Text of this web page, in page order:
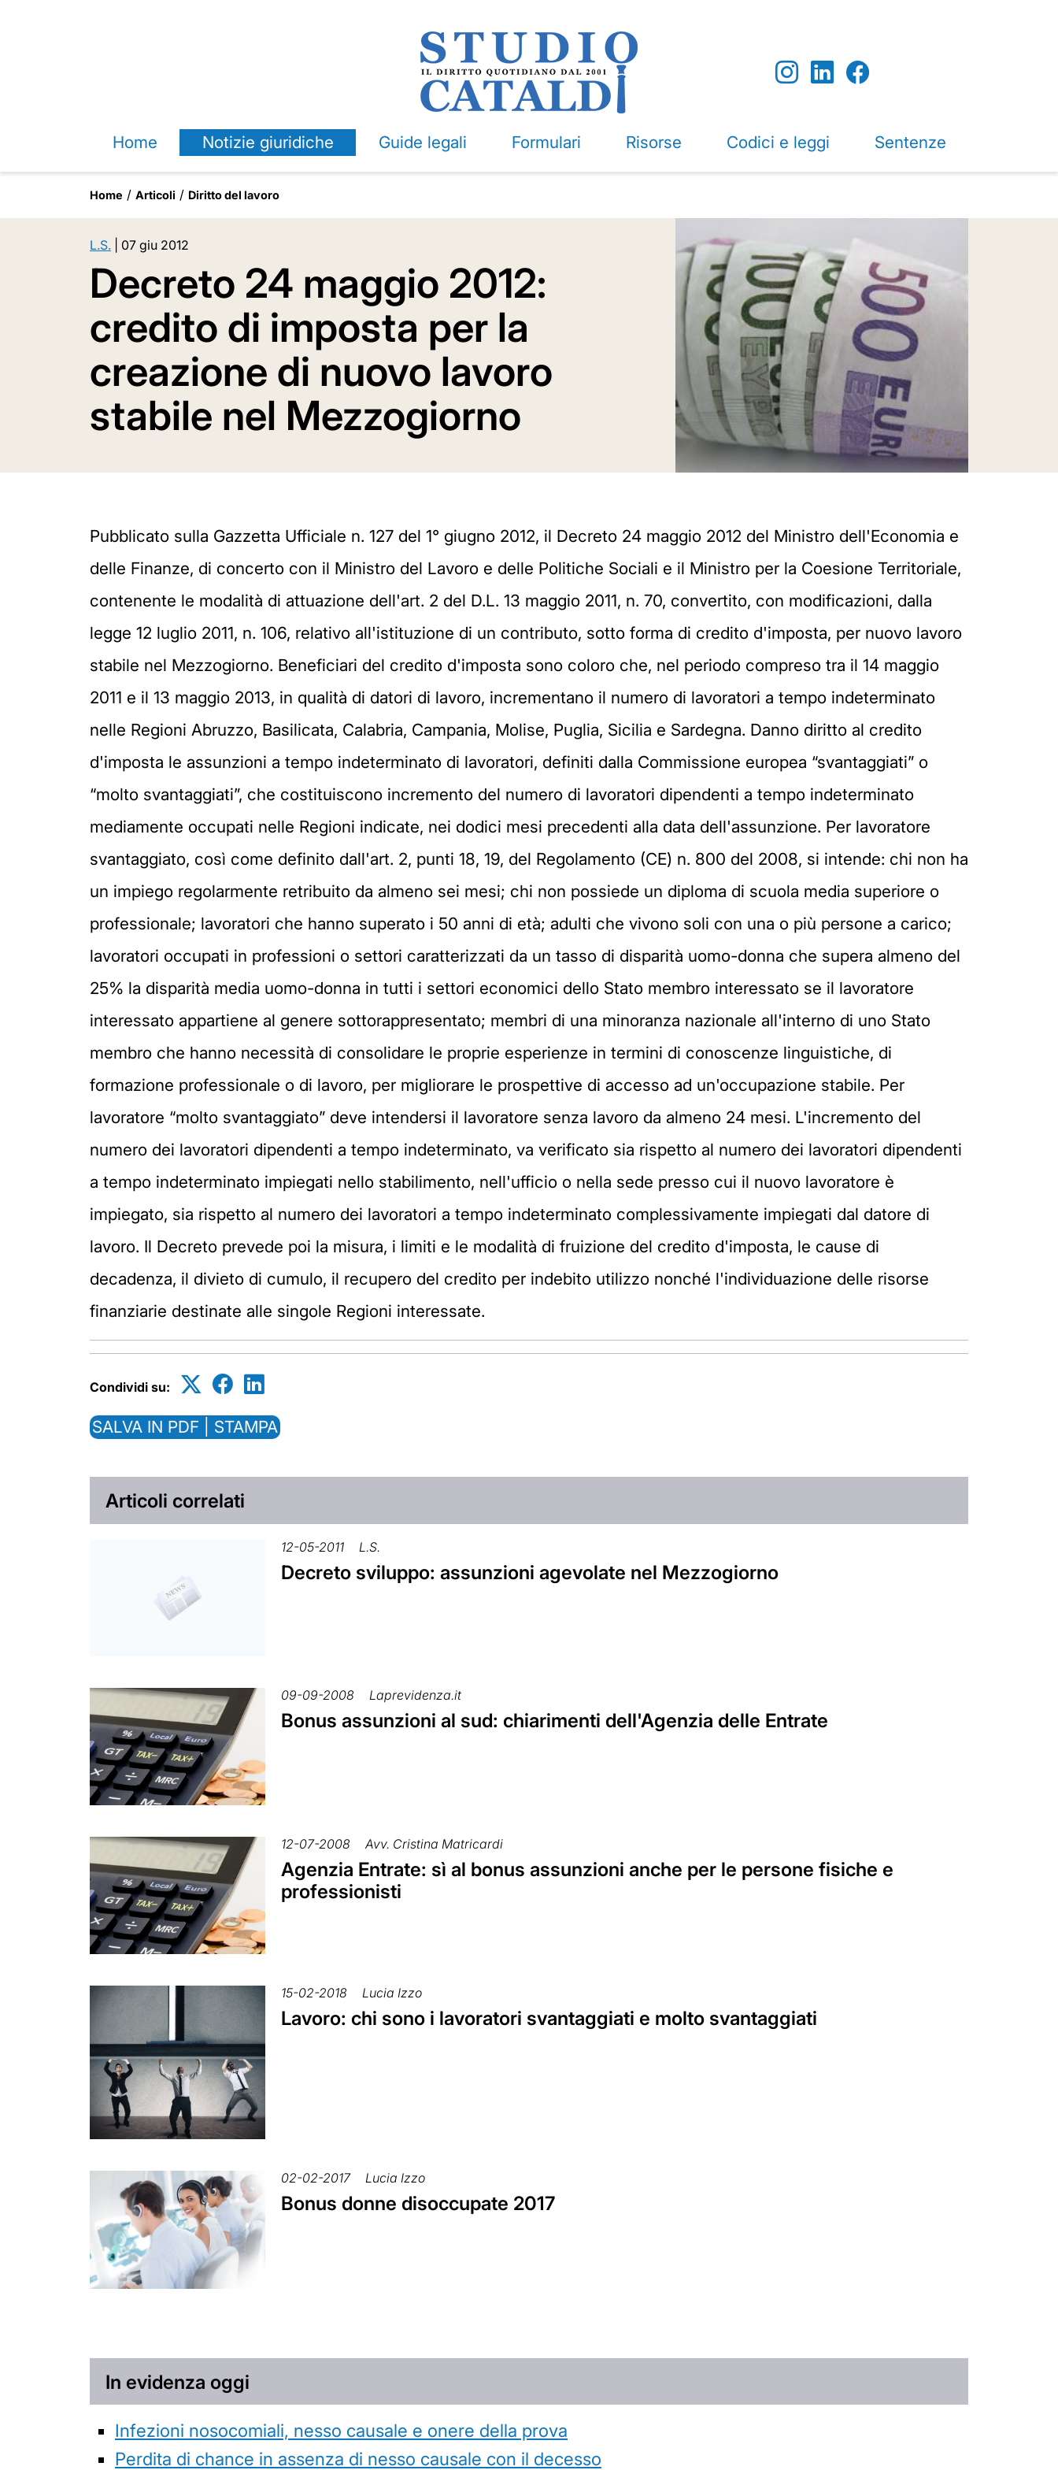
Home Notizie giuridiche Guide legali Formulari Risorse Codici e leggi Sentenze
Home Articoli Diritto del lavoro
L.S. 07 giu 2012
Decreto 24 maggio 2012:
credito di imposta per la
creazione di nuovo lavoro
stabile nel Mezzogiorno
Pubblicato sulla Gazzetta Ufficiale n. 127 del 1° giugno 2012, il Decreto 24 maggio 2012 del Ministro dell'Economia e
delle Finanze, di concerto con il Ministro del Lavoro e delle Politiche Sociali e il Ministro per la Coesione Territoriale,
contenente le modalità di attuazione dell'art. 2 del D.L. 13 maggio 2011, n. 70, convertito, con modificazioni, dalla
legge 12 luglio 2011, n. 106, relativo all'istituzione di un contributo, sotto forma di credito d'imposta, per nuovo lavoro
stabile nel Mezzogiorno. Beneficiari del credito d'imposta sono coloro che, nel periodo compreso tra il 14 maggio
2011 e il 13 maggio 2013, in qualità di datori di lavoro, incrementano il numero di lavoratori a tempo indeterminato
nelle Regioni Abruzzo, Basilicata, Calabria, Campania, Molise, Puglia, Sicilia e Sardegna. Danno diritto al credito
d'imposta le assunzioni a tempo indeterminato di lavoratori, definiti dalla Commissione europea “svantaggiati” o
“molto svantaggiati”, che costituiscono incremento del numero di lavoratori dipendenti a tempo indeterminato
mediamente occupati nelle Regioni indicate, nei dodici mesi precedenti alla data dell'assunzione. Per lavoratore
svantaggiato, così come definito dall'art. 2, punti 18, 19, del Regolamento (CE) n. 800 del 2008, si intende: chi non ha
un impiego regolarmente retribuito da almeno sei mesi; chi non possiede un diploma di scuola media superiore o
professionale; lavoratori che hanno superato i 50 anni di età; adulti che vivono soli con una o più persone a carico;
lavoratori occupati in professioni o settori caratterizzati da un tasso di disparità uomo-donna che supera almeno del
25% la disparità media uomo-donna in tutti i settori economici dello Stato membro interessato se il lavoratore
interessato appartiene al genere sottorappresentato; membri di una minoranza nazionale all'interno di uno Stato
membro che hanno necessità di consolidare le proprie esperienze in termini di conoscenze linguistiche, di
formazione professionale o di lavoro, per migliorare le prospettive di accesso ad un'occupazione stabile. Per
lavoratore “molto svantaggiato” deve intendersi il lavoratore senza lavoro da almeno 24 mesi. L'incremento del
numero dei lavoratori dipendenti a tempo indeterminato, va verificato sia rispetto al numero dei lavoratori dipendenti
a tempo indeterminato impiegati nello stabilimento, nell'ufficio o nella sede presso cui il nuovo lavoratore è
impiegato, sia rispetto al numero dei lavoratori a tempo indeterminato complessivamente impiegati dal datore di
lavoro. Il Decreto prevede poi la misura, i limiti e le modalità di fruizione del credito d'imposta, le cause di
decadenza, il divieto di cumulo, il recupero del credito per indebito utilizzo nonché l'individuazione delle risorse
finanziarie destinate alle singole Regioni interessate.
Condividi su:
SALVA IN PDF | STAMPA
Articoli correlati
12-05-2011 L.S.
Decreto sviluppo: assunzioni agevolate nel Mezzogiorno
09-09-2008 Laprevidenza.it
Bonus assunzioni al sud: chiarimenti dell'Agenzia delle Entrate
12-07-2008 Avv. Cristina Matricardi
Agenzia Entrate: sì al bonus assunzioni anche per le persone fisiche e
professionisti
15-02-2018 Lucia Izzo
Lavoro: chi sono i lavoratori svantaggiati e molto svantaggiati
02-02-2017 Lucia Izzo
Bonus donne disoccupate 2017
In evidenza oggi
Infezioni nosocomiali, nesso causale e onere della prova
Perdita di chance in assenza di nesso causale con il decesso